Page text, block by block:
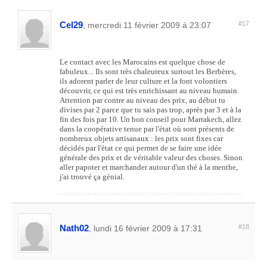
Cel29 , mercredi 11 février 2009 à 23:07 #17
Le contact avec les Marocains est quelque chose de
fabuleux... Ils sont très chaleureux surtout les Berbères,
ils adorent parler de leur culture et la font volontiers
découvrir, ce qui est très enrichissant au niveau humain.
Attention par contre au niveau des prix, au début tu
divises par 2 parce que tu sais pas trop, après par 3 et à la
fin des fois par 10. Un bon conseil pour Marrakech, allez
dans la coopérative tenue par l'état où sont présents de
nombreux objets artisanaux : les prix sont fixes car
décidés par l'état ce qui permet de se faire une idée
générale des prix et de véritable valeur des choses. Sinon
aller papoter et marchander autour d'un thé à la menthe,
j'ai trouvé ça génial.
Nath02 , lundi 16 février 2009 à 17:31 #18